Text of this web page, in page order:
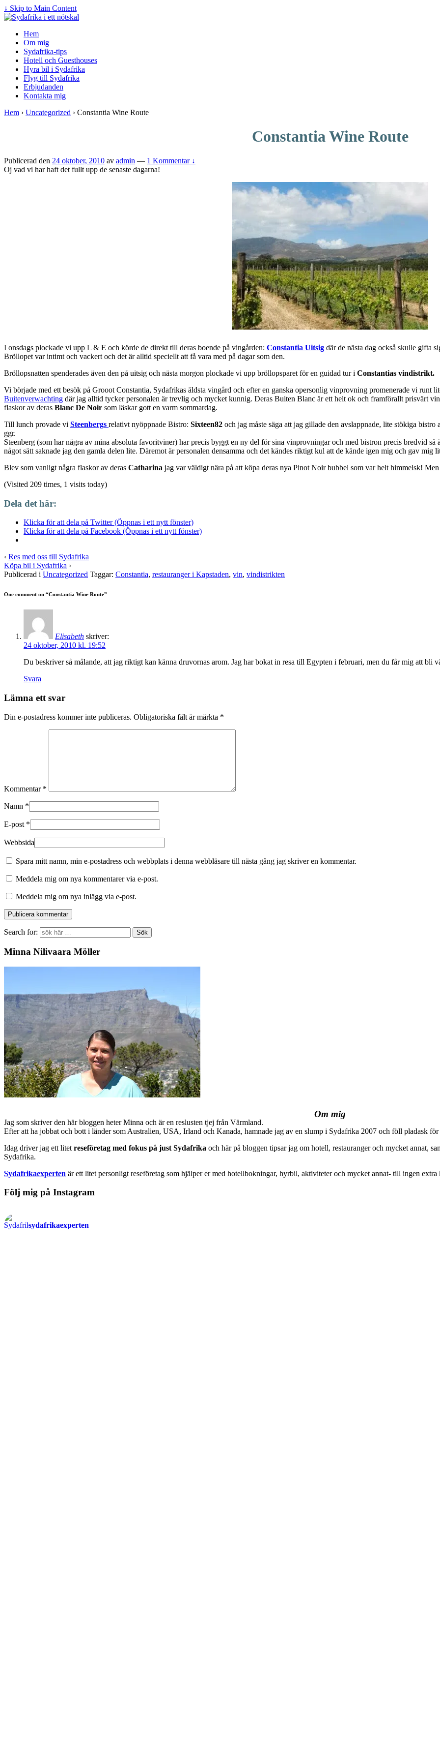
↓ Skip to Main Content
Hem
Om mig
Sydafrika-tips
Hotell och Guesthouses
Hyra bil i Sydafrika
Flyg till Sydafrika
Erbjudanden
Kontakta mig
Hem › Uncategorized › Constantia Wine Route
Constantia Wine Route
Publicerad den 24 oktober, 2010 av admin — 1 Kommentar ↓
Oj vad vi har haft det fullt upp de senaste dagarna!
I onsdags plockade vi upp L & E och körde de direkt till deras boende på vingården: Constantia Uitsig där de nästa dag också skulle gifta
Bröllopet var intimt och vackert och det är alltid speciellt att få vara med på dagar som den.
Bröllopsnatten spenderades även den på uitsig och nästa morgon plockade vi upp bröllopsparet för en guidad tur i Constantias vindistrikt.
Vi började med ett besök på Grooot Constantia, Sydafrikas äldsta vingård och efter en ganska opersonlig vinprovning promenerade vi runt
Buitenverwachting där jag alltid tycker personalen är trevlig och mycket kunnig. Deras Buiten Blanc är ett helt ok och framförallt prisvärt
flaskor av deras Blanc De Noir som läskar gott en varm sommardag.
Till lunch provade vi Steenbergs relativt nyöppnade Bistro: Sixteen82 och jag måste säga att jag gillade den avslappnade, lite stökiga
ggr.
Steenberg (som har några av mina absoluta favoritviner) har precis byggt en ny del för sina vinprovningar och med bistron precis bredvid
något sätt saknade jag den gamla delen lite. Däremot är personalen densamma och det kändes riktigt kul att de kände igen mig och gav mig
Blev som vanligt några flaskor av deras Catharina jag var väldigt nära på att köpa deras nya Pinot Noir bubbel som var helt himmelsk!
(Visited 209 times, 1 visits today)
Dela det här:
Klicka för att dela på Twitter (Öppnas i ett nytt fönster)
Klicka för att dela på Facebook (Öppnas i ett nytt fönster)
‹ Res med oss till Sydafrika
Köpa bil i Sydafrika ›
Publicerad i Uncategorized Taggar: Constantia, restauranger i Kapstaden, vin, vindistrikten
One comment on “Constantia Wine Route”
Elisabeth skriver:
24 oktober, 2010 kl. 19:52
Du beskriver så målande, att jag riktigt kan känna druvornas arom. Jag har bokat in resa till Egypten i februari, men du får mig att bli
Svara
Lämna ett svar
Din e-postadress kommer inte publiceras. Obligatoriska fält är märkta *
Kommentar *
Namn *
E-post *
Webbsida
Spara mitt namn, min e-postadress och webbplats i denna webbläsare till nästa gång jag skriver en kommentar.
Meddela mig om nya kommentarer via e-post.
Meddela mig om nya inlägg via e-post.
Search for:
Minna Nilivaara Möller
Om mig
Jag som skriver den här bloggen heter Minna och är en reslusten tjej från Värmland.
Efter att ha jobbat och bott i länder som Australien, USA, Irland och Kanada, hamnade jag av en slump i Sydafrika 2007 och föll pladask för
Idag driver jag ett litet reseföretag med fokus på just Sydafrika och här på bloggen tipsar jag om hotell, restauranger och mycket annat,
Sydafrika.
Sydafrikaexperten är ett litet personligt reseföretag som hjälper er med hotellbokningar, hyrbil, aktiviteter och mycket annat- till ingen extra
Följ mig på Instagram
sydafrikaexperten